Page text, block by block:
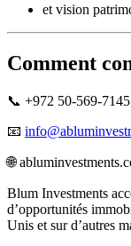
et vision
Comment
📞 +972 50-569-7145
📧
🌐
Blum Investments
d’opportunités
Unis et sur d’autres